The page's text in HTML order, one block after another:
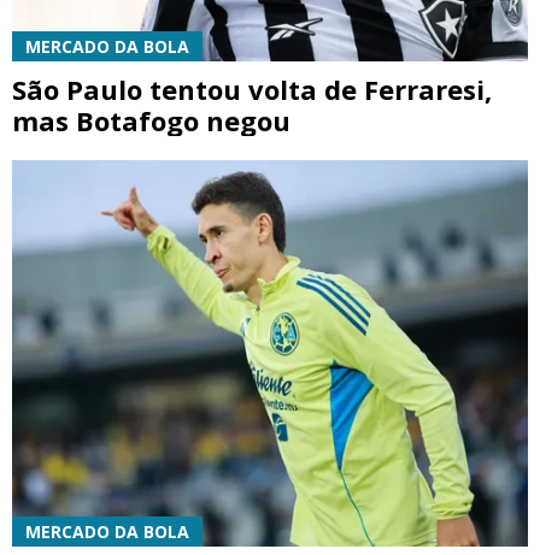
MERCADO DA BOLA
São Paulo tentou volta de Ferraresi,
mas Botafogo negou
MERCADO DA BOLA